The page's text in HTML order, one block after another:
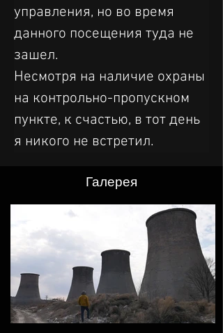
управления, но во время
данного посещения туда не
зашел.
Несмотря на наличие охраны
на контрольно-пропускном
пункте, к счастью, в тот день
я никого не встретил.
Галерея